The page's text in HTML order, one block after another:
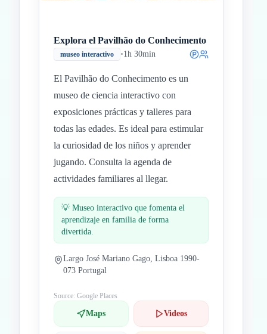
Explora el Pavilhão do Conhecimento
museo interactivo •1h 30min
El Pavilhão do Conhecimento es un
museo de ciencia interactivo con
exposiciones prácticas y talleres para
todas las edades. Es ideal para estimular
la curiosidad de los niños y aprender
jugando. Consulta la agenda de
actividades familiares al llegar.
💡 Museo interactivo que fomenta el
aprendizaje en familia de forma
divertida.
Largo José Mariano Gago, Lisboa 1990-
073 Portugal
Source: Google Places
Maps Videos